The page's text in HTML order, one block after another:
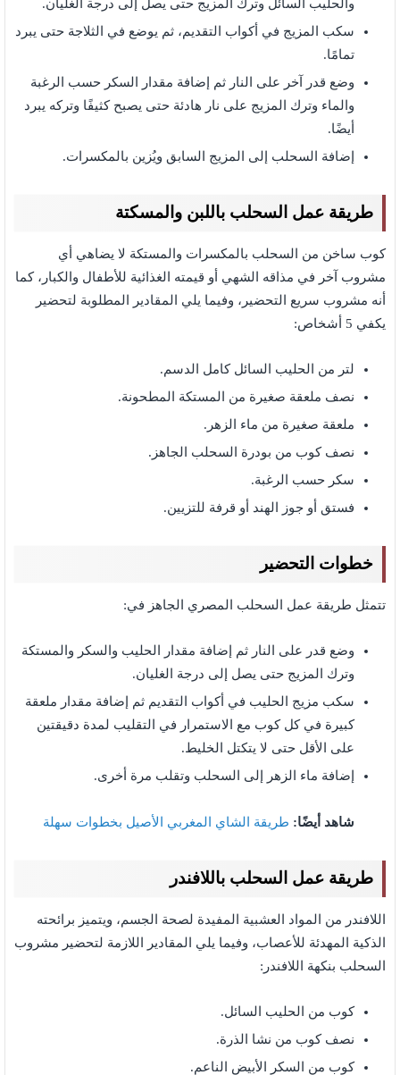
والحليب السائل وترك المزيج حتى يصل إلى درجة الغليان.
سكب المزيج في أكواب التقديم، ثم يوضع في الثلاجة حتى يبرد
تمامًا.
وضع قدر آخر على النار ثم إضافة مقدار السكر حسب الرغبة
والماء وترك المزيج على نار هادئة حتى يصبح كثيفًا وتركه يبرد
أيضًا.
إضافة السحلب إلى المزيج السابق ويُزين بالمكسرات.
طريقة عمل السحلب باللبن والمسكتة
كوب ساخن من السحلب بالمكسرات والمستكة لا يضاهي أي
مشروب آخر في مذاقه الشهي أو قيمته الغذائية للأطفال والكبار، كما
أنه مشروب سريع التحضير، وفيما يلي المقادير المطلوبة لتحضير
يكفي 5 أشخاص:
لتر من الحليب السائل كامل الدسم.
نصف ملعقة صغيرة من المستكة المطحونة.
ملعقة صغيرة من ماء الزهر.
نصف كوب من بودرة السحلب الجاهز.
سكر حسب الرغبة.
فستق أو جوز الهند أو قرفة للتزيين.
خطوات التحضير
تتمثل طريقة عمل السحلب المصري الجاهز في:
وضع قدر على النار ثم إضافة مقدار الحليب والسكر والمستكة
وترك المزيج حتى يصل إلى درجة الغليان.
سكب مزيج الحليب في أكواب التقديم ثم إضافة مقدار ملعقة
كبيرة في كل كوب مع الاستمرار في التقليب لمدة دقيقتين
على الأقل حتى لا يتكتل الخليط.
إضافة ماء الزهر إلى السحلب وتقلب مرة أخرى.
شاهد أيضًا: طريقة الشاي المغربي الأصيل بخطوات سهلة
طريقة عمل السحلب باللافندر
اللافندر من المواد العشبية المفيدة لصحة الجسم، ويتميز برائحته
الذكية المهدئة للأعصاب، وفيما يلي المقادير اللازمة لتحضير مشروب
السحلب بنكهة اللافندر:
كوب من الحليب السائل.
نصف كوب من نشا الذرة.
كوب من السكر الأبيض الناعم.